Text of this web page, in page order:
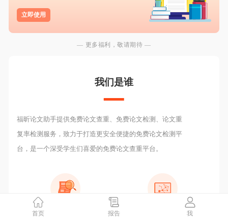
立即使用
— 更多福利，敬请期待 —
我们是谁
福昕论文助手提供免费论文查重、免费论文检测、论文重
复率检测服务，致力于打造更安全便捷的免费论文检测平
台，是一个深受学生们喜爱的免费论文查重平台。
2000W
首页 报告 我